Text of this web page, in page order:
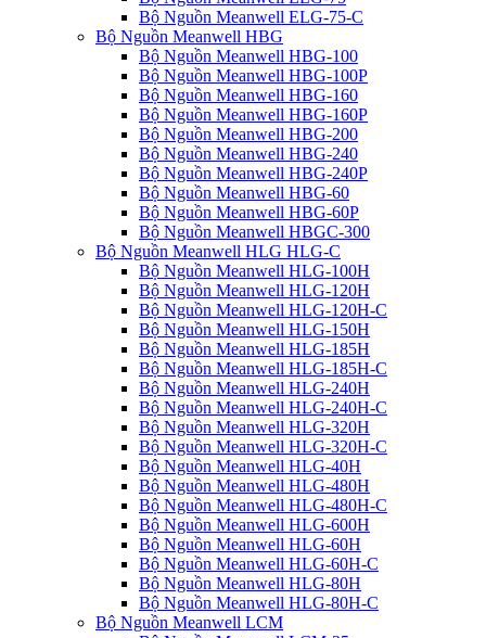
Bộ Nguồn Meanwell ELG-75-C
Bộ Nguồn Meanwell HBG
Bộ Nguồn Meanwell HBG-100
Bộ Nguồn Meanwell HBG-100P
Bộ Nguồn Meanwell HBG-160
Bộ Nguồn Meanwell HBG-160P
Bộ Nguồn Meanwell HBG-200
Bộ Nguồn Meanwell HBG-240
Bộ Nguồn Meanwell HBG-240P
Bộ Nguồn Meanwell HBG-60
Bộ Nguồn Meanwell HBG-60P
Bộ Nguồn Meanwell HBGC-300
Bộ Nguồn Meanwell HLG HLG-C
Bộ Nguồn Meanwell HLG-100H
Bộ Nguồn Meanwell HLG-120H
Bộ Nguồn Meanwell HLG-120H-C
Bộ Nguồn Meanwell HLG-150H
Bộ Nguồn Meanwell HLG-185H
Bộ Nguồn Meanwell HLG-185H-C
Bộ Nguồn Meanwell HLG-240H
Bộ Nguồn Meanwell HLG-240H-C
Bộ Nguồn Meanwell HLG-320H
Bộ Nguồn Meanwell HLG-320H-C
Bộ Nguồn Meanwell HLG-40H
Bộ Nguồn Meanwell HLG-480H
Bộ Nguồn Meanwell HLG-480H-C
Bộ Nguồn Meanwell HLG-600H
Bộ Nguồn Meanwell HLG-60H
Bộ Nguồn Meanwell HLG-60H-C
Bộ Nguồn Meanwell HLG-80H
Bộ Nguồn Meanwell HLG-80H-C
Bộ Nguồn Meanwell LCM